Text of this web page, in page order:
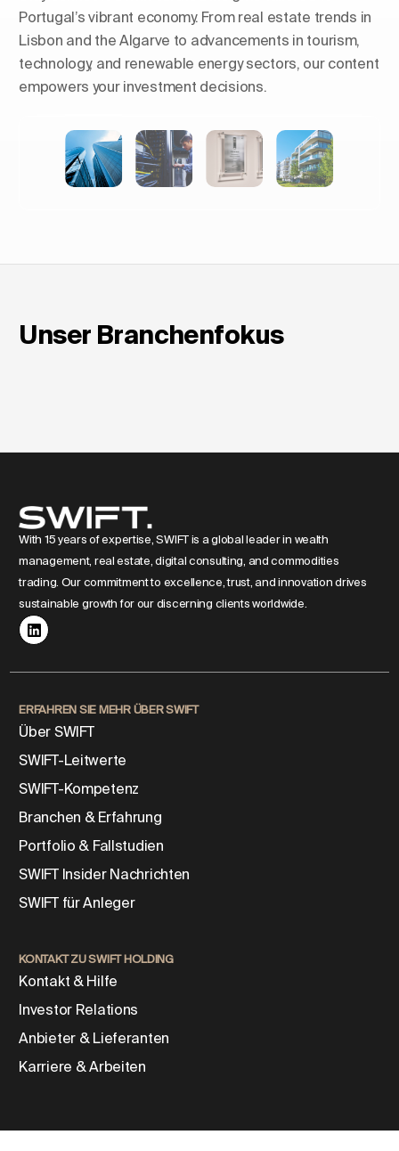
Portugal’s vibrant economy. From real estate trends in
Lisbon and the Algarve to advancements in tourism,
technology, and renewable energy sectors, our content
empowers your investment decisions.
der Luxuswohntürme in Europa
Unser Branchenfokus
With 15 years of expertise, SWIFT is a global leader in wealth
management, real estate, digital consulting, and commodities
trading. Our commitment to excellence, trust, and innovation drives
sustainable growth for our discerning clients worldwide.
ERFAHREN SIE MEHR ÜBER SWIFT
Über SWIFT
SWIFT-Leitwerte
SWIFT-Kompetenz
Branchen & Erfahrung
Portfolio & Fallstudien
SWIFT Insider Nachrichten
SWIFT für Anleger
KONTAKT ZU SWIFT HOLDING
Kontakt & Hilfe
Investor Relations
Anbieter & Lieferanten
Karriere & Arbeiten